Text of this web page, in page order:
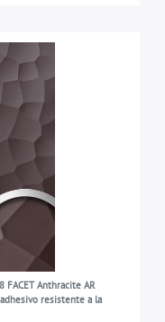
FACET Anthracite AR
resistente a la